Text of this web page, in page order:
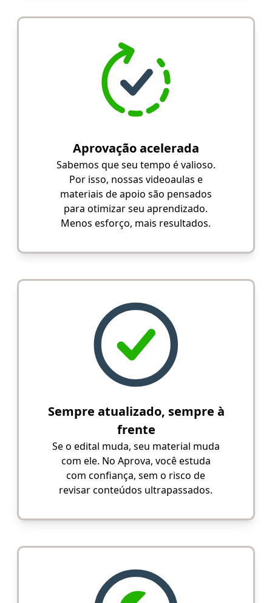
Aprovação acelerada
Sabemos que seu tempo é valioso.
Por isso, nossas videoaulas e
materiais de apoio são pensados
para otimizar seu aprendizado.
Menos esforço, mais resultados.
Sempre atualizado, sempre à
frente
Se o edital muda, seu material muda
com ele. No Aprova, você estuda
com confiança, sem o risco de
revisar conteúdos ultrapassados.